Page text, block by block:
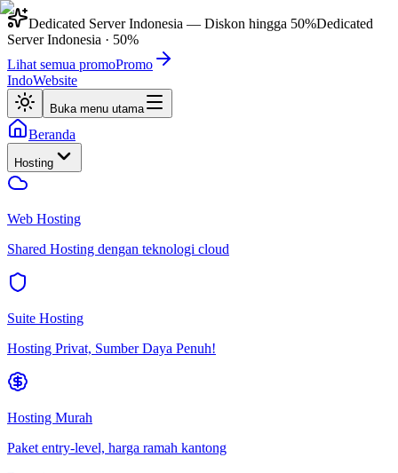
Dedicated Server Indonesia — Diskon hingga 50%Dedicated
Server Indonesia · 50%
Lihat semua promoPromo
IndoWebsite
Buka menu utama
Beranda
Hosting
Web Hosting
Shared Hosting dengan teknologi cloud
Suite Hosting
Hosting Privat, Sumber Daya Penuh!
Hosting Murah
Paket entry-level, harga ramah kantong